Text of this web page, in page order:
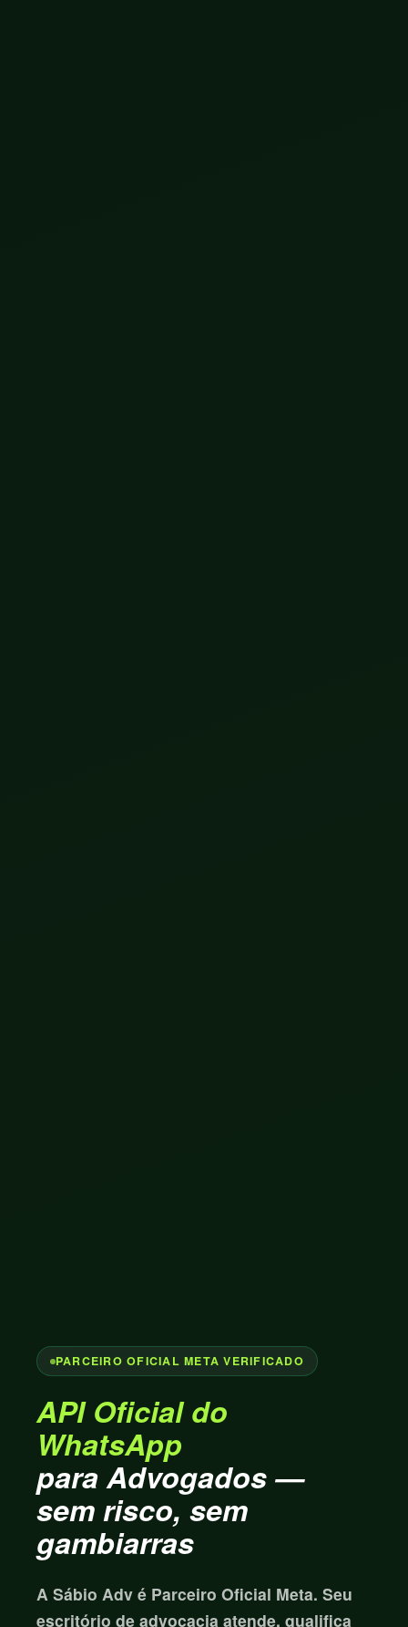
PARCEIRO OFICIAL META VERIFICADO
API Oficial do
WhatsApp
para Advogados —
sem risco, sem
gambiarras
A Sábio Adv é Parceiro Oficial Meta. Seu
escritório de advocacia atende, qualifica